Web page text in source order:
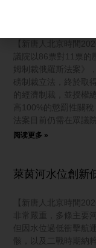
【新唐人北京時間
議院以86票對11票
姆制裁俄羅斯法案》
磅制裁立法，終於取
的經濟制裁，並授權
高100%的懲罰性關
法案目前仍需在眾議
阅读更多 »
萊茵河水位創新
【新唐人北京時間
非常嚴重，多條主要
但因水位過低衝擊航
骸，以及二戰時期納